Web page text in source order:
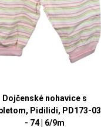
Dojčenské nohavice s
Pidilidi, PD173-03
- 74 | 6/9m